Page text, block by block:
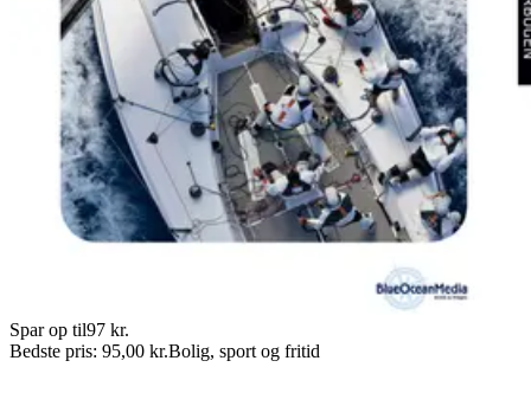
Spar op til97 kr.
Bedste pris: 95,00 kr.Bolig, sport og fritid